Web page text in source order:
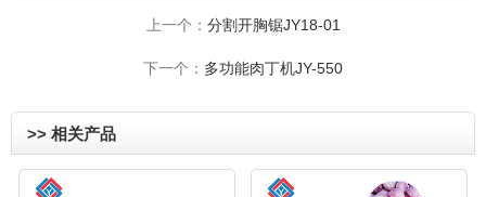
上一个： 分割开胸锯JY18-01
下一个： 多功能肉丁机JY-550
>> 相关产品